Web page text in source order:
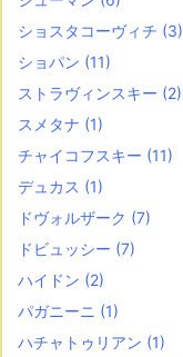
ショスタコーヴィチ (3)
ショパン (11)
ストラヴィンスキー (2)
スメタナ (1)
チャイコフスキー (11)
デュカス (1)
ドヴォルザーク (7)
ドビュッシー (7)
ハイドン (2)
パガニーニ (1)
ハチャトゥリアン (1)